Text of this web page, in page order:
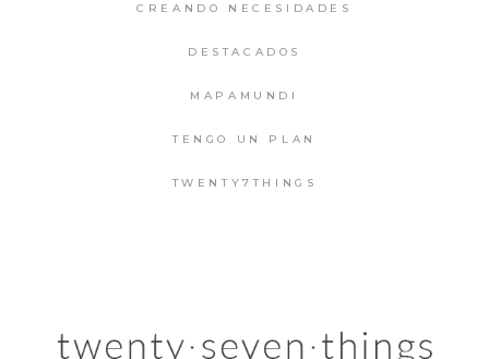
CREANDO NECESIDADES
DESTACADOS
MAPAMUNDI
TENGO UN PLAN
TWENTY7THINGS